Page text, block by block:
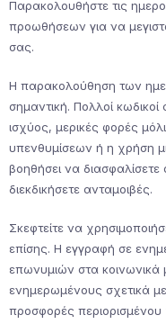
Παρακολουθήστε τις
προωθήσεων για να
σας.
Η παρακολούθηση των
σημαντική. Πολλοί
ισχύος, μερικές φορές
υπενθυμίσεων ή η χρήση
βοηθήσει να διασφαλίσετε
διεκδικήσετε ανταμοιβές.
Σκεφτείτε να
επίσης. Η εγγραφή σε
επωνυμιών στα κοινωνικά
ενημερωμένους σχετικά
προσφορές